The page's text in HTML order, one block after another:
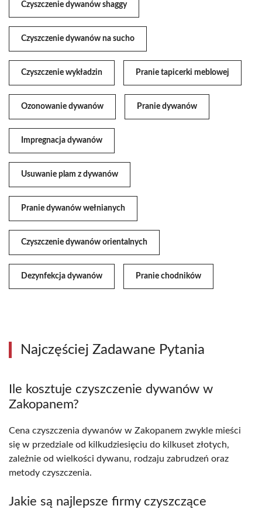
Czyszczenie dywanów shaggy
Czyszczenie dywanów na sucho
Czyszczenie wykładzin Pranie tapicerki meblowej
Ozonowanie dywanów Pranie dywanów
Impregnacja dywanów
Usuwanie plam z dywanów
Pranie dywanów wełnianych
Czyszczenie dywanów orientalnych
Dezynfekcja dywanów Pranie chodników
Najczęściej Zadawane Pytania
Ile kosztuje czyszczenie dywanów w
Zakopanem?
Cena czyszczenia dywanów w Zakopanem zwykle mieści
się w przedziale od kilkudziesięciu do kilkuset złotych,
zależnie od wielkości dywanu, rodzaju zabrudzeń oraz
metody czyszczenia.
Jakie są najlepsze firmy czyszczące